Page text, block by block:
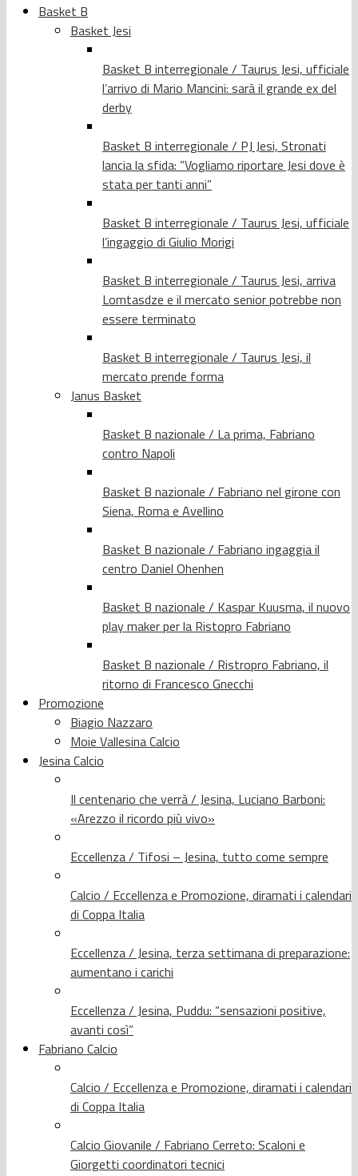
Basket B
Basket Jesi
Basket B interregionale / Taurus Jesi, ufficiale
l’arrivo di Mario Mancini: sarà il grande ex del
derby
Basket B interregionale / PJ Jesi, Stronati
lancia la sfida: “Vogliamo riportare Jesi dove è
stata per tanti anni”
Basket B interregionale / Taurus Jesi, ufficiale
l’ingaggio di Giulio Morigi
Basket B interregionale / Taurus Jesi, arriva
Lomtasdze e il mercato senior potrebbe non
essere terminato
Basket B interregionale / Taurus Jesi, il
mercato prende forma
Janus Basket
Basket B nazionale / La prima, Fabriano
contro Napoli
Basket B nazionale / Fabriano nel girone con
Siena, Roma e Avellino
Basket B nazionale / Fabriano ingaggia il
centro Daniel Ohenhen
Basket B nazionale / Kaspar Kuusma, il nuovo
play maker per la Ristopro Fabriano
Basket B nazionale / Ristropro Fabriano, il
ritorno di Francesco Gnecchi
Promozione
Biagio Nazzaro
Moie Vallesina Calcio
Jesina Calcio
Il centenario che verrà / Jesina, Luciano Barboni:
«Arezzo il ricordo più vivo»
Eccellenza / Tifosi – Jesina, tutto come sempre
Calcio / Eccellenza e Promozione, diramati i calendari
di Coppa Italia
Eccellenza / Jesina, terza settimana di preparazione:
aumentano i carichi
Eccellenza / Jesina, Puddu: “sensazioni positive,
avanti così”
Fabriano Calcio
Calcio / Eccellenza e Promozione, diramati i calendari
di Coppa Italia
Calcio Giovanile / Fabriano Cerreto: Scaloni e
Giorgetti coordinatori tecnici